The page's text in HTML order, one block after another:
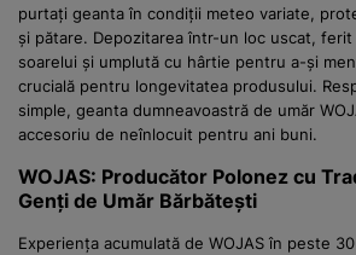
purtați geanta în condiții meteo variate,
și pătare. Depozitarea într-un loc uscat,
soarelui și umplută cu hârtie pentru a-și
crucială pentru longevitatea produsului.
simple, geanta dumneavoastră de umăr
accesoriu de neînlocuit pentru ani buni.
WOJAS: Producător Polonez cu
Genți de Umăr Bărbătești
Experiența acumulată de WOJAS în peste